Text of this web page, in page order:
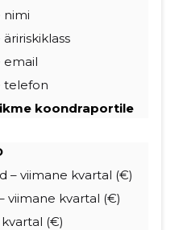
nimi
email
telefon
koondraportile
– viimane kvartal (€)
viimane kvartal (€)
(€)